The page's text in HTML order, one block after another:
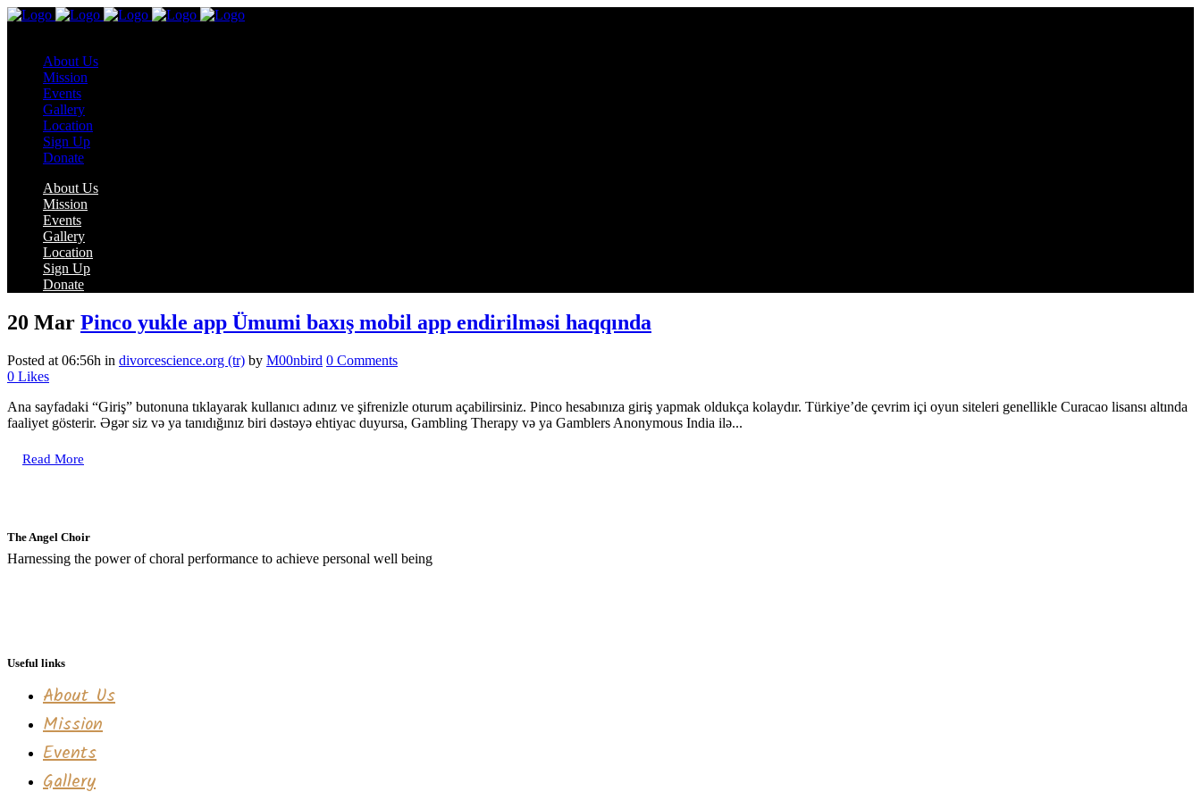
About Us
Mission
Events
Gallery
Location
Sign Up
Donate
About Us
Mission
Events
Gallery
Location
Sign Up
Donate
20 Mar Pinco yukle app Ümumi baxış mobil app endirilməsi haqqında
Posted at 06:56h in divorcescience.org (tr) by M00nbird 0 Comments
0 Likes
Ana sayfadaki “Giriş” butonuna tıklayarak kullanıcı adınız ve şifrenizle oturum açabilirsiniz. Pinco hesabınıza giriş yapmak oldukça kolaydır. Türkiye’de çevrim içi oyun siteleri genellikle Curacao lisansı altında
faaliyet gösterir. Əgər siz və ya tanıdığınız biri dəstəyə ehtiyac duyursa, Gambling Therapy və ya Gamblers Anonymous India ilə...
Read More
The Angel Choir
Harnessing the power of choral performance to achieve personal well being
Useful links
About Us
Mission
Events
Gallery